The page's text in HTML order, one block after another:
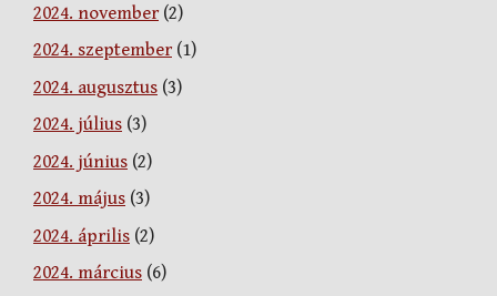
2024. november(2)
2024. szeptember(1)
2024. augusztus (3)
2024. július (3)
2024. június (2)
2024. május (3)
2024. április (2)
2024. március (6)